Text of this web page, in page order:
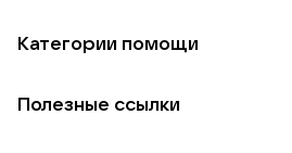
Использование материалов
Категории помощи
Полезные ссылки